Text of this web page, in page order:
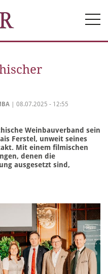
| 08.07.2025 - 12:55
Weinbauverband sein
Ferstel, unweit seines
Mit einem filmischen
denen die
ausgesetzt sind,